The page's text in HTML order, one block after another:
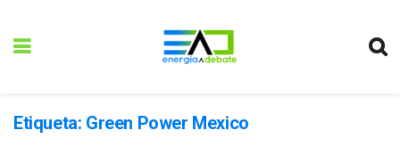
Etiqueta: Green Power Mexico